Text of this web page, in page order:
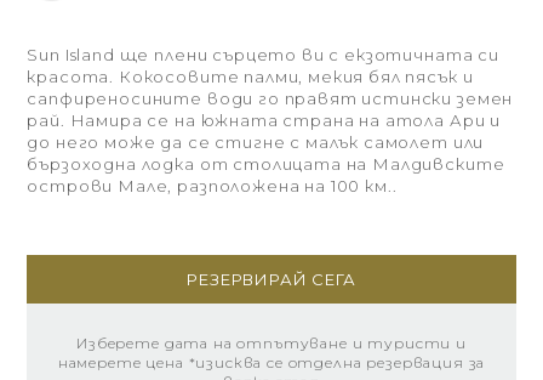
Sun Island ще плени сърцето ви с екзотичната си
красота. Кокосовите палми, мекия бял пясък и
сапфиреносините води го правят истински земен
рай. Намира се на южната страна на атола Ари и
до него може да се стигне с малък самолет или
бързоходна лодка от столицата на Малдивските
острови Мале, разположена на 100 км..
РЕЗЕРВИРАЙ СЕГА
Изберете дата на отпътуване и туристи и
намерете цена *изисква се отделна резервация за